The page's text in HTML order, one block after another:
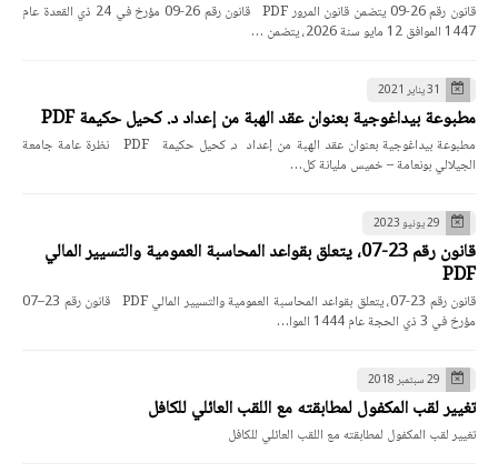
قانون رقم 26-09 يتضمن قانون المرور PDF قانون رقم 26-09 مؤرخ في 24 ذي القعدة عام
1447 الموافق 12 مايو سنة 2026، يتضمن …
31 يناير 2021
مطبوعة بيداغوجية بعنوان عقد الهبة من إعداد د. كحيل حكيمة PDF
مطبوعة بيداغوجية بعنوان عقد الهبة من إعداد د. كحيل حكيمة PDF نظرة عامة جامعة
الجيلالي بونعامة – خميس مليانة كل…
29 يونيو 2023
قانون رقم 23-07، يتعلق بقواعد المحاسبة العمومية والتسيير المالي
PDF
قانون رقم 23-07، يتعلق بقواعد المحاسبة العمومية والتسيير المالي PDF قانون رقم 23–07
مؤرخ في 3 ذي الحجة عام 1444 الموا…
29 سبتمبر 2018
تغيير لقب المكفول لمطابقته مع اللقب العائلي للكافل
تغيير لقب المكفول لمطابقته مع اللقب العائلي للكافل